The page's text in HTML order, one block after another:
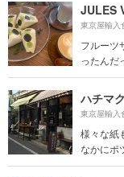
東京屋輸入
フルーツ
ったんだ
ハチマ
東京屋輸入
様々な紙
なかにポ